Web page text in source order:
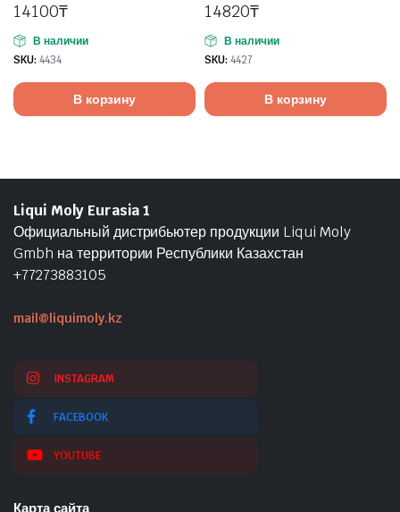
14100₸
В наличии
SKU: 4434
В корзину
14820₸
В наличии
SKU: 4427
В корзину
Liqui Moly Eurasia 1
Официальный дистрибьютер продукции Liqui Moly
Gmbh на территории Республики Казахстан
+77273883105
mail@liquimoly.kz
INSTAGRAM
FACEBOOK
YOUTUBE
Карта сайта